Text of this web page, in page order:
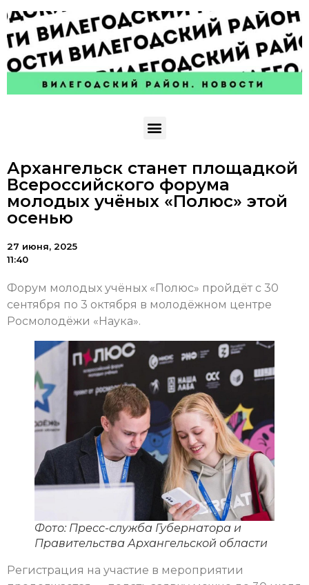
Архангельск станет площадкой
Всероссийского форума
молодых учёных «Полюс» этой
осенью
27 июня, 2025
11:40
Форум молодых учёных «Полюс» пройдёт с 30
сентября по 3 октября в молодёжном центре
Росмолодёжи «Наука».
Фото: Пресс-служба Губернатора и
Правительства Архангельской области
Регистрация на участие в мероприятии